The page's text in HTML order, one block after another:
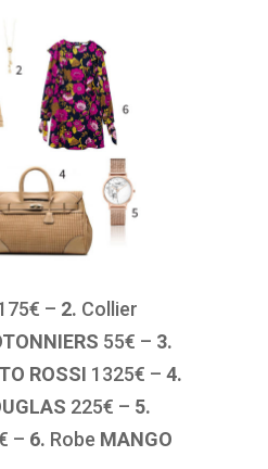
– 2. Collier
55€ – 3.
ROSSI 1325€ – 4.
225€ – 5.
– 6. Robe MANGO